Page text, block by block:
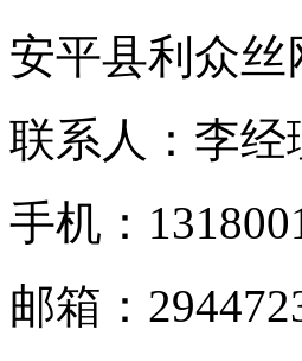
安平县利众
联系人：李经
手机：
邮箱：